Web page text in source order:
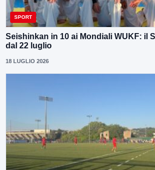
SPORT
Seishinkan in 10 ai Mondiali WUKF: il
dal 22 luglio
18 LUGLIO 2026